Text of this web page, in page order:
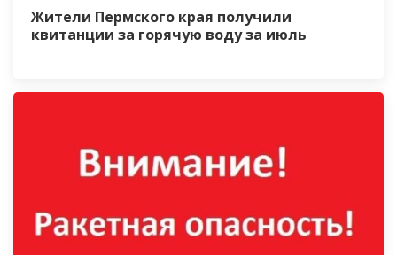
Жители Пермского края получили
квитанции за горячую воду за июль